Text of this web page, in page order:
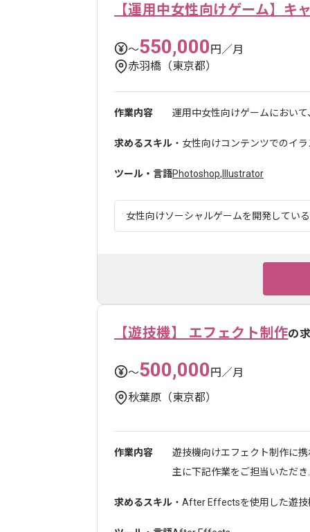
【運用中女性向けゲーム】キ
〜550,000円／月
赤羽橋（東京都）
作業内容 運用中女性向けゲームにおい
求めるスキル ・女性向けコンテンツでのイ
ツール・言語Photoshop, Illustrator
女性向けソーシャルゲームを開発してい
【遊技機】 エフェクト制作の
〜500,000円／月
秋葉原（東京都）
作業内容
遊技機向けエフェクト制作に
主に下記作業をご担当いただき
求めるスキル ・After Effectsを使用した遊